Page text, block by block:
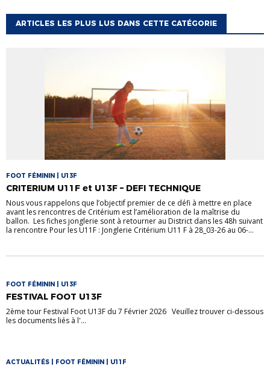
ARTICLES LES PLUS LUS DANS CETTE CATÉGORIE
FOOT FÉMININ | U13F
CRITERIUM U11F et U13F – DEFI TECHNIQUE
Nous vous rappelons que l’objectif premier de ce défi à mettre en place
avant les rencontres de Critérium est l’amélioration de la maîtrise du
ballon. Les fiches jonglerie sont à retourner au District dans les 48h suivant
la rencontre Pour les U11F : Jonglerie Critérium U11 F à 28_03-26 au 06-...
FOOT FÉMININ | U13F
FESTIVAL FOOT U13F
2ème tour Festival Foot U13F du 7 Février 2026 Veuillez trouver ci-dessous
les documents liés à l'...
ACTUALITÉS | FOOT FÉMININ | U11F